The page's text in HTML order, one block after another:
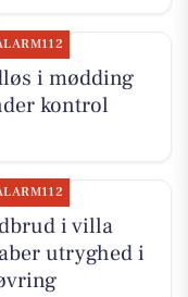
i mødding
kontrol
i villa
utryghed i